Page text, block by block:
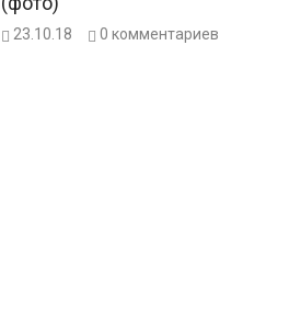
23.10.18 0 комментариев